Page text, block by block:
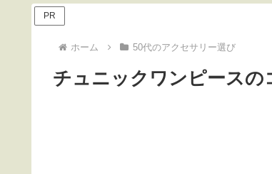
PR
ホーム 50代のアクセサリー選び
チュニックワンピース